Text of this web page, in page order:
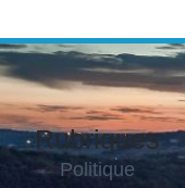
Rubriques
Politique